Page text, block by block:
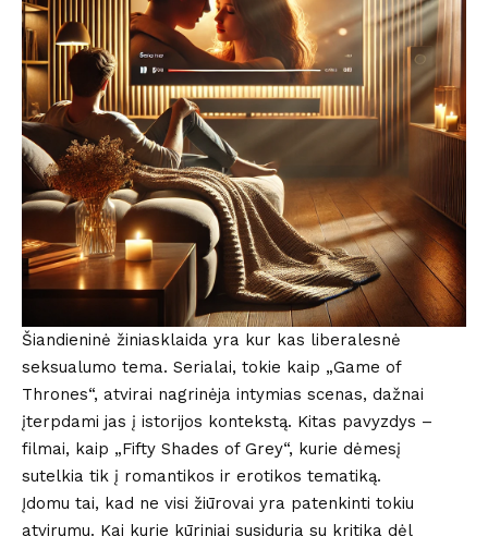
Šiandieninė žiniasklaida yra kur kas liberalesnė
seksualumo tema. Serialai, tokie kaip „Game of
Thrones“, atvirai nagrinėja intymias scenas, dažnai
įterpdami jas į istorijos kontekstą. Kitas pavyzdys –
filmai, kaip „Fifty Shades of Grey“, kurie dėmesį
sutelkia tik į romantikos ir erotikos tematiką.
Įdomu tai, kad ne visi žiūrovai yra patenkinti tokiu
atvirumu. Kai kurie kūriniai susiduria su kritika dėl